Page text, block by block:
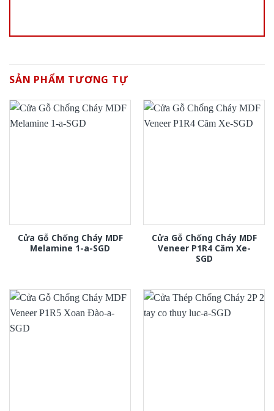
SẢN PHẨM TƯƠNG TỰ
Cửa Gỗ Chống Cháy MDF
Melamine 1-a-SGD
Cửa Gỗ Chống Cháy MDF
Veneer P1R4 Căm Xe-
SGD